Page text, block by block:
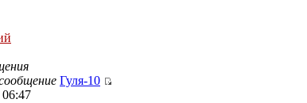
Гуля-10
06:47